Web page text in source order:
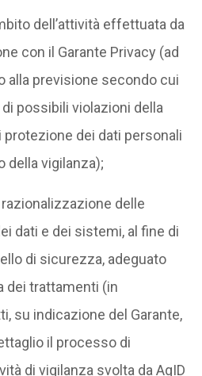
dell’attività effettuata da
con il Garante Privacy (ad
alla previsione secondo cui
possibili violazioni della
protezione dei dati personali
della vigilanza);
delle
dati e dei sistemi, al fine di
di sicurezza, adeguato
dei trattamenti (in
su indicazione del Garante,
il processo di
di vigilanza svolta da AgID